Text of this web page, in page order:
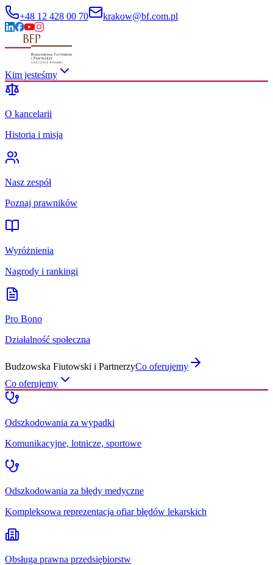
+48 12 428 00 70 krakow@bf.com.pl
Kim jesteśmy
O kancelarii
Historia i misja
Nasz zespół
Poznaj prawników
Wyróżnienia
Nagrody i rankingi
Pro Bono
Działalność społeczna
Budzowska Fiutowski i PartnerzyCo oferujemy
Co oferujemy
Odszkodowania za wypadki
Komunikacyjne, lotnicze, sportowe
Odszkodowania za błędy medyczne
Kompleksowa reprezentacja ofiar błędów lekarskich
Obsługa prawna przedsiębiorstw